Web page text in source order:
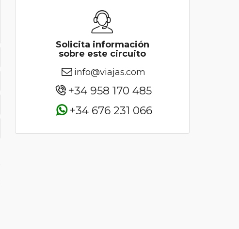
Solicita información
sobre este circuito
info@viajas.com
+34 958 170 485
+34 676 231 066